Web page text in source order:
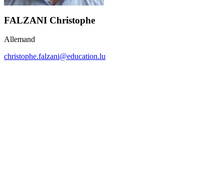
FALZANI Christophe
Allemand
christophe.falzani@education.lu